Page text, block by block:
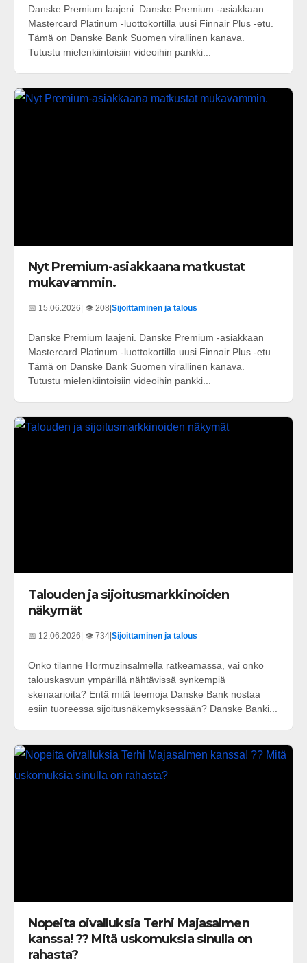
Danske Premium laajeni. Danske Premium -asiakkaan
Mastercard Platinum -luottokortilla uusi Finnair Plus -etu.
Tämä on Danske Bank Suomen virallinen kanava.
Tutustu mielenkiintoisiin videoihin pankki...
Nyt Premium-asiakkaana matkustat
mukavammin.
📅 15.06.2026| 👁️ 208|Sijoittaminen ja talous
Danske Premium laajeni. Danske Premium -asiakkaan
Mastercard Platinum -luottokortilla uusi Finnair Plus -etu.
Tämä on Danske Bank Suomen virallinen kanava.
Tutustu mielenkiintoisiin videoihin pankki...
Talouden ja sijoitusmarkkinoiden
näkymät
📅 12.06.2026 | 👁️ 734 Sijoittaminen ja talous
Onko tilanne Hormuzinsalmella ratkeamassa, vai onko
talouskasvun ympärillä nähtävissä synkempiä
skenaarioita? Entä mitä teemoja Danske Bank nostaa
esiin tuoreessa sijoitusnäkemyksessään? Danske Banki...
Nopeita oivalluksia Terhi Majasalmen
kanssa! ?? Mitä uskomuksia sinulla on
rahasta?